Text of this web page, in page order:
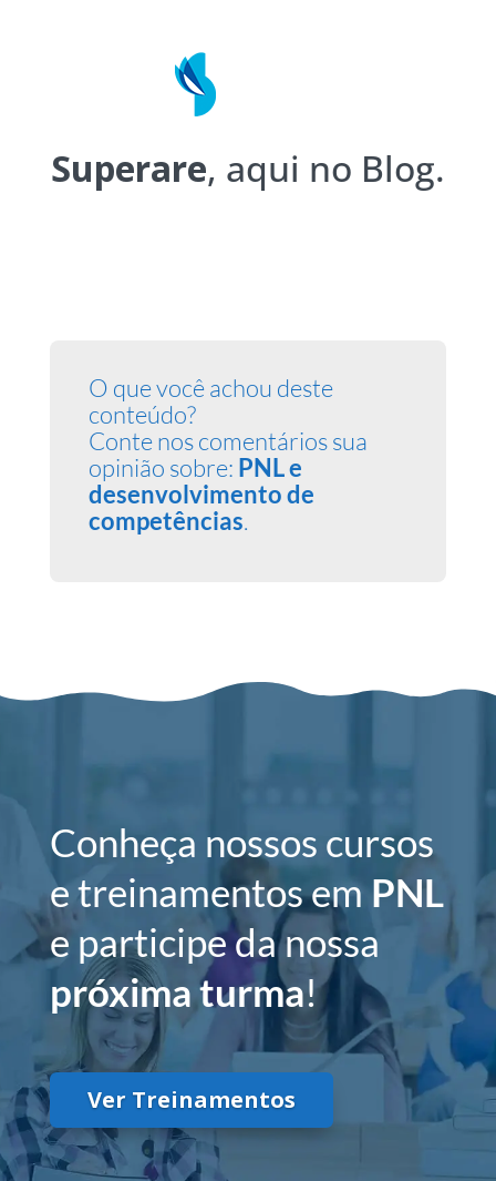
Superare, aqui no Blog.
O que você achou deste
conteúdo?
Conte nos comentários sua
opinião sobre: PNL e
desenvolvimento de
competências.
Conheça nossos cursos
e treinamentos em PNL
e participe da nossa
próxima turma!
Ver Treinamentos